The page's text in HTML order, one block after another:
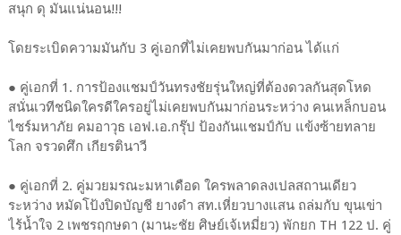
สนุก ดุ มันแน่นอน!!!
โดยระเบิดความมันกับ 3 คู่เอกที่ไม่เคยพบกันมาก่อน ได้แก่
● คู่เอกที่ 1. การป้องแชมป์วันทรงชัยรุ่นใหญ่ที่ต้องดวลกันสุดโหด
สนั่นเวทีชนิดใครดีใครอยู่ไม่เคยพบกันมาก่อนระหว่าง คนเหล็กบอน
ไซร์มหาภัย คมอาวุธ เอฟ.เอ.กรุ๊ป ป้องกันแชมป์กับ แข้งซ้ายทลาย
โลก จรวดศึก เกียรตินาวี
● คู่เอกที่ 2. คู่มวยมรณะมหาเดือด ใครพลาดลงเปลสถานเดียว
ระหว่าง หมัดโป้งปิดบัญชี ยางดำ สท.เหี่ยวบางแสน ถล่มกับ ขุนเข่า
ไร้น้ำใจ 2 เพชรฤกษดา (มานะชัย ศิษย์เจ้เหมี่ยว) พักยก TH 122 ป. คู่